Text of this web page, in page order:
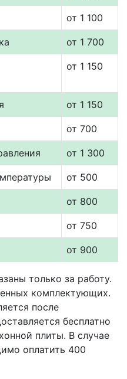
от 1 100
от 1 700
от 1 150
от 1 150
от 700
от 1 300
от 500
от 800
от 750
от 900
только за работу.
комплектующих.
после
бесплатно
плиты. В случае
оплатить 400